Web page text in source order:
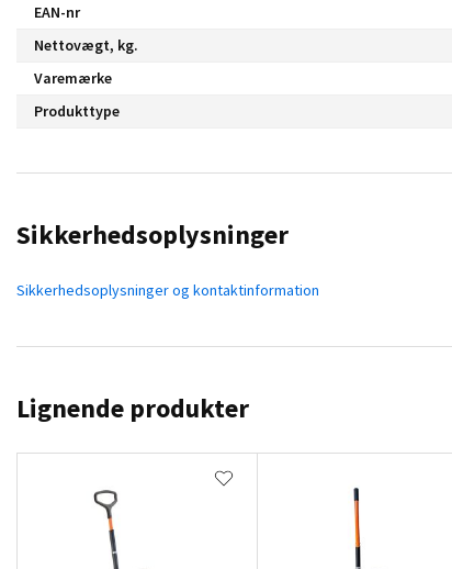
EAN-nr
Nettovægt, kg.
Varemærke
Produkttype
Sikkerhedsoplysninger
Sikkerhedsoplysninger og kontaktinformation
Lignende produkter